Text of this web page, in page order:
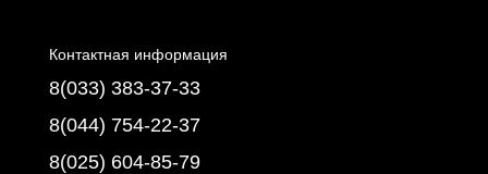
Контактная информация
8(033) 383-37-33
8(044) 754-22-37
8(025) 604-85-79